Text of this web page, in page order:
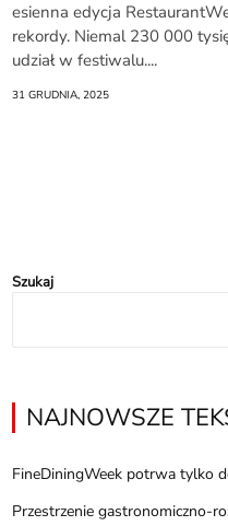
esienna edycja
rekordy. Niemal 230 000
udział w festiwalu....
31 GRUDNIA, 2025
Szukaj
NAJNOWSZE
FineDiningWeek potrwa tylko
Przestrzenie gastronomiczno-